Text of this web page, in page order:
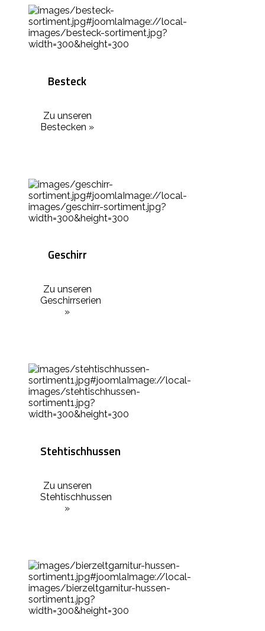
Besteck
Zu unseren
Bestecken »
Geschirr
Zu unseren
Geschirrserien
»
Stehtischhussen
Zu unseren
Stehtischhussen
»